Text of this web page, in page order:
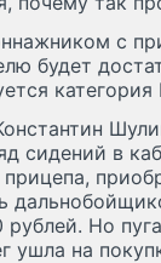
с
будет
категория
сидений в
Но
ушла на